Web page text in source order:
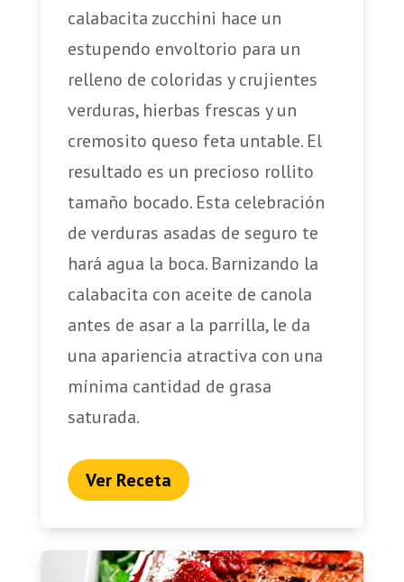
calabacita zucchini hace un
estupendo envoltorio para un
relleno de coloridas y crujientes
verduras, hierbas frescas y un
cremosito queso feta untable. El
resultado es un precioso rollito
tamaño bocado. Esta celebración
de verduras asadas de seguro te
hará agua la boca. Barnizando la
calabacita con aceite de canola
antes de asar a la parrilla, le da
una apariencia atractiva con una
mínima cantidad de grasa
saturada.
Ver Receta